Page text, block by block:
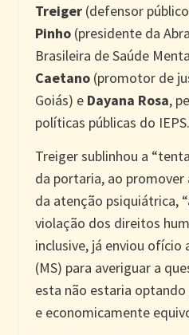
Treiger(defensor
Pinho(presidente da
Brasileira de Saúde
Caetano(promotor de
Goiás) e Dayana Rosa,
políticas públicas do IEPS.
Treiger sublinhou a
da portaria, ao promover
da atenção psiquiátrica,
violação dos direitos
inclusive, já enviou ofício
(MS) para averiguar a
esta não estaria
e economicamente